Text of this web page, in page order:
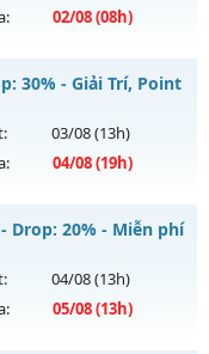
02/08(08h)
30% - Giải Trí, Point
03/08(13h)
04/08(19h)
Drop: 20% - Miễn phí
04/08(13h)
05/08(13h)